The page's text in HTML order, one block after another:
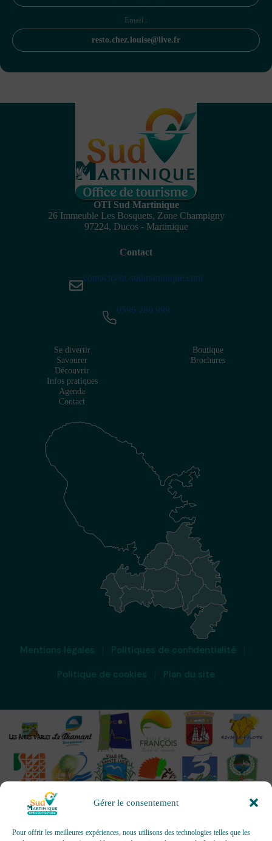
Gérer le consentement
Pour offrir les meilleures expériences, nous utilisons des technologies telles que les
Email :
resto.chez.louise@live.fr
OTI Sud Martinique
26 Immeuble Les Bosquets, Zone Champigny
97224, Ducos - Martinique
Contact
contact@ot-sudmartinique.com
0596 280 999
Se divertir
Savourer
Découvrir
Infos pratiques
Agenda
Contact
Boutique
Brochures
Mentions légales
Politiques de confidentialité
Politique de cookies
Plan du site